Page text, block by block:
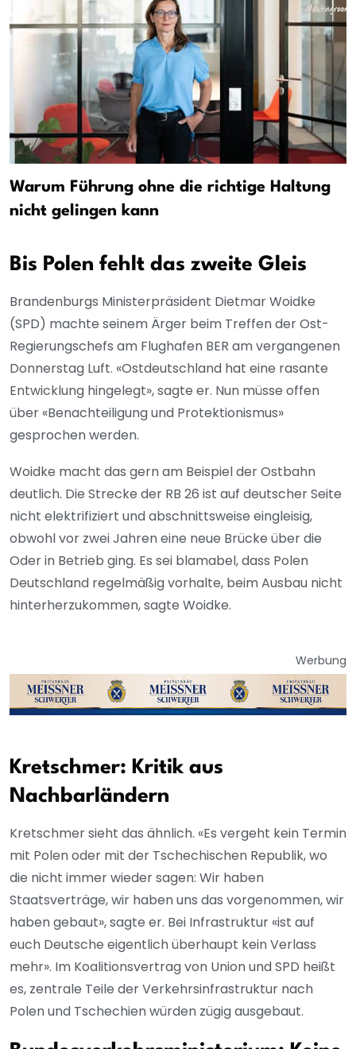
Warum Führung ohne die richtige Haltung
nicht gelingen kann
Bis Polen fehlt das zweite Gleis
Brandenburgs Ministerpräsident Dietmar Woidke
(SPD) machte seinem Ärger beim Treffen der Ost-
Regierungschefs am Flughafen BER am vergangenen
Donnerstag Luft. «Ostdeutschland hat eine rasante
Entwicklung hingelegt», sagte er. Nun müsse offen
über «Benachteiligung und Protektionismus»
gesprochen werden.
Woidke macht das gern am Beispiel der Ostbahn
deutlich. Die Strecke der RB 26 ist auf deutscher Seite
nicht elektrifiziert und abschnittsweise eingleisig,
obwohl vor zwei Jahren eine neue Brücke über die
Oder in Betrieb ging. Es sei blamabel, dass Polen
Deutschland regelmäßig vorhalte, beim Ausbau nicht
hinterherzukommen, sagte Woidke.
Werbung
Kretschmer: Kritik aus
Nachbarländern
Kretschmer sieht das ähnlich. «Es vergeht kein Termin
mit Polen oder mit der Tschechischen Republik, wo
die nicht immer wieder sagen: Wir haben
Staatsverträge, wir haben uns das vorgenommen, wir
haben gebaut», sagte er. Bei Infrastruktur «ist auf
euch Deutsche eigentlich überhaupt kein Verlass
mehr». Im Koalitionsvertrag von Union und SPD heißt
es, zentrale Teile der Verkehrsinfrastruktur nach
Polen und Tschechien würden zügig ausgebaut.